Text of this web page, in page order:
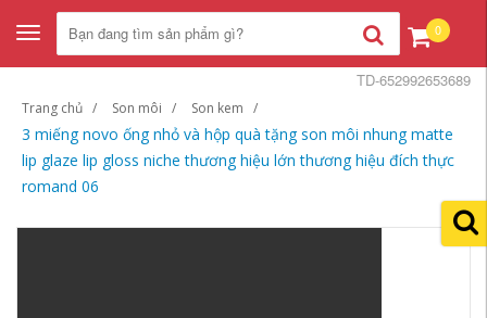
Toggle
navigation
0
Trang chủ Son môi Son kem
3 miếng novo ống nhỏ và hộp quà tặng son môi nhung matte
lip glaze lip gloss niche thương hiệu lớn thương hiệu đích thực
romand 06
TD-652992653689